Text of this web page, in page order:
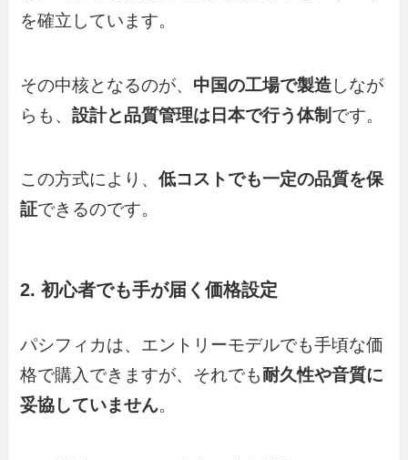
を確立しています。
その中核となるのが、 中国の工場で製造しなが
らも、設計と品質管理は日本で行う体制 です。
この方式により、低コストでも一定の品質を保
証できるのです。
2. 初心者でも手が届く価格設定
パシフィカは、エントリーモデルでも手頃な価
格で購入できますが、それでも耐久性や音質に
妥協していません。